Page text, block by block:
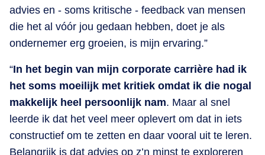
advies en - soms kritische - feedback van mensen
die het al vóór jou gedaan hebben, doet je als
ondernemer erg groeien, is mijn ervaring.”
“In het begin van mijn corporate carrière had ik
het soms moeilijk met kritiek omdat ik die nogal
makkelijk heel persoonlijk nam. Maar al snel
leerde ik dat het veel meer oplevert om dat in iets
constructief om te zetten en daar vooral uit te leren.
Belangrijk is dat advies op z’n minst te exploreren